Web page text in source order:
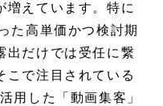
出ますか？
、士業はどちら
？
ても、本当に集
増えています。特に
た高単価かつ検討期
出だけでは受任に繋
こで注目されている
用した「動画集客」